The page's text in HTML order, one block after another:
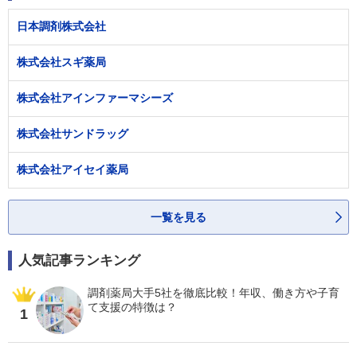
日本調剤株式会社
株式会社スギ薬局
株式会社アインファーマシーズ
株式会社サンドラッグ
株式会社アイセイ薬局
一覧を見る
人気記事ランキング
1
調剤薬局大手5社を徹底比較！年収、働き方や子育
て支援の特徴は？